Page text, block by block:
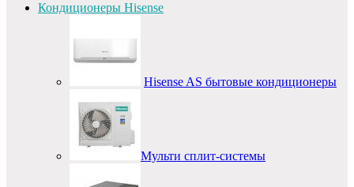
Кондиционеры Hisense
Hisense AS бытовые кондиционеры
Мульти сплит-системы